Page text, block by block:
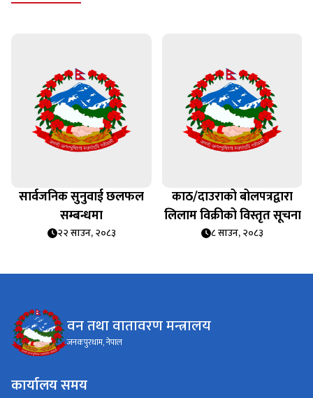
सार्वजनिक सुनुवाई छलफल
सम्बन्धमा
२२ साउन, २०८३
काठ/दाउराको बोलपत्रद्वारा
लिलाम विक्रीको विस्तृत सूचना
८ साउन, २०८३
वन तथा वातावरण मन्त्रालय
जनकपुरधाम, नेपाल
कार्यालय समय